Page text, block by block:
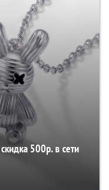
500р. в сети